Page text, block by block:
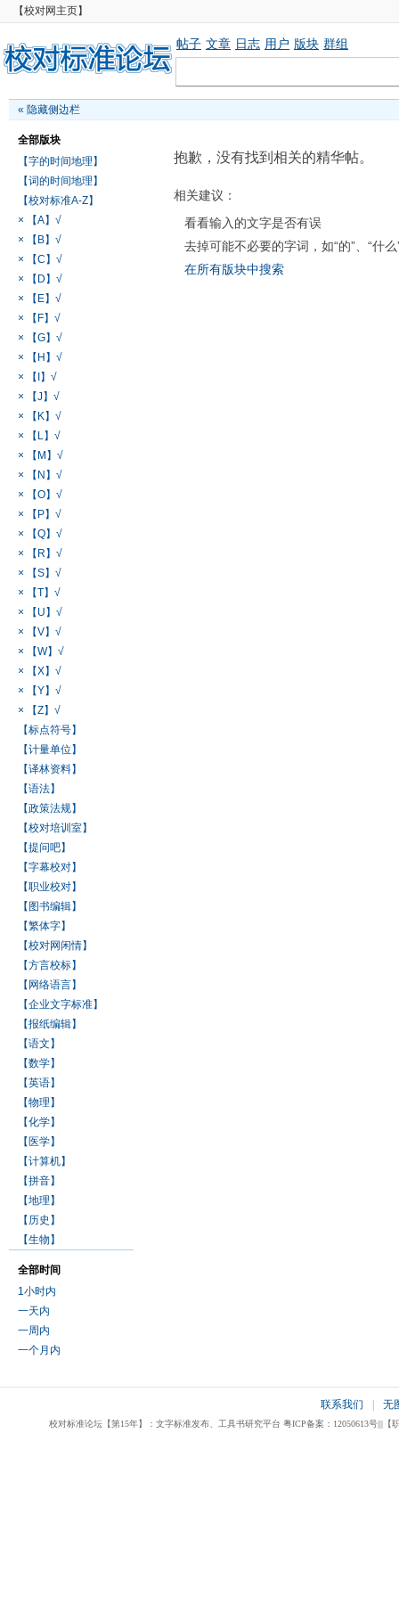
【校对网主页】
帖子 文章 日志 用户 版块 群组
« 隐藏侧边栏
全部版块
【字的时间地理】
【词的时间地理】
【校对标准A-Z】
× 【A】√
× 【B】√
× 【C】√
× 【D】√
× 【E】√
× 【F】√
× 【G】√
× 【H】√
× 【I】√
× 【J】√
× 【K】√
× 【L】√
× 【M】√
× 【N】√
× 【O】√
× 【P】√
× 【Q】√
× 【R】√
× 【S】√
× 【T】√
× 【U】√
× 【V】√
× 【W】√
× 【X】√
× 【Y】√
× 【Z】√
【标点符号】
【计量单位】
【译林资料】
【语法】
【政策法规】
【校对培训室】
【提问吧】
【字幕校对】
【职业校对】
【图书编辑】
【繁体字】
【校对网闲情】
【方言校标】
【网络语言】
【企业文字标准】
【报纸编辑】
【语文】
【数学】
【英语】
【物理】
【化学】
【医学】
【计算机】
【拼音】
【地理】
【历史】
【生物】
全部时间
1小时内
一天内
一周内
一个月内
抱歉，没有找到相关的精华帖。
相关建议：
看看输入的文字是否有误
去掉可能不必要的字词，如“的”、“什么
在所有版块中搜索
联系我们 无
校对标准论坛【第15年】：文字标准发布、工具书研究平台 粤ICP备案：12050613号|||【